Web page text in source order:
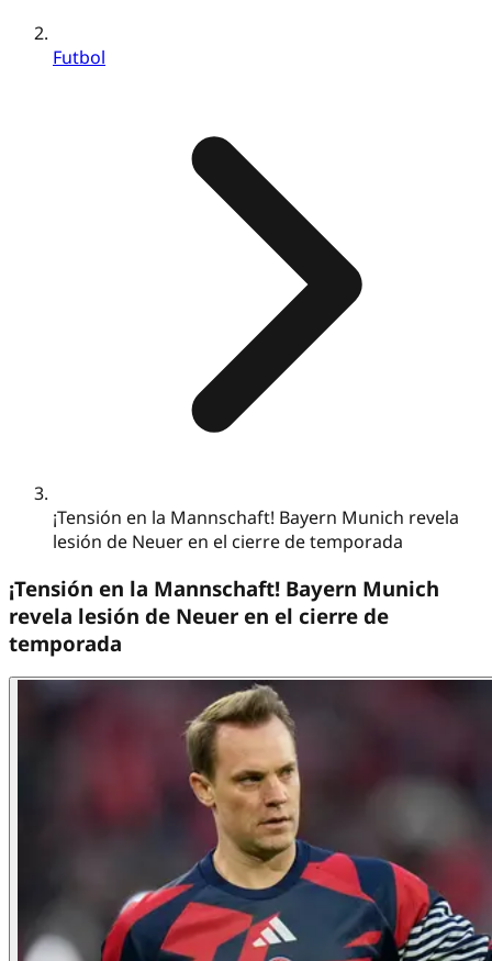
Futbol
¡Tensión en la Mannschaft! Bayern Munich revela
lesión de Neuer en el cierre de temporada
¡Tensión en la Mannschaft! Bayern Munich
revela lesión de Neuer en el cierre de
temporada